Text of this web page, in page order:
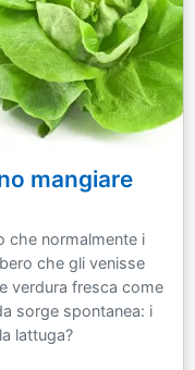
mangiare
che normalmente i
che gli venisse
verdura fresca come
sorge spontanea: i
lattuga?